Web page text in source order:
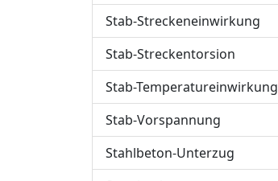
Stab-Streckeneinwirkung
Stab-Streckentorsion
Stab-Temperatureinwirkung
Stab-Vorspannung
Stahlbeton-Unterzug